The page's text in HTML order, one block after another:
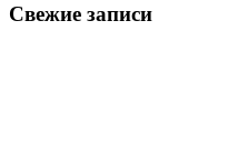
Свежие записи